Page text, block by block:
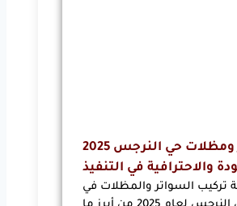
سواتر ومظلات حي النرجس 2025
والاحترافية في التنفيذ
تركيب السواتر والمظلات في